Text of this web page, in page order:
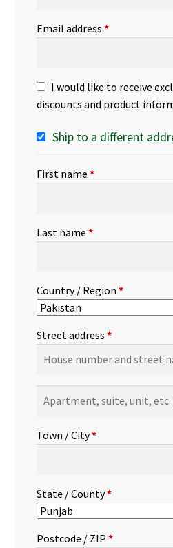
Email address *
I would like to receive
discounts and product
Ship to a different
First name *
Last name *
Country / Region *
Street address *
suite,
etc.(optional)
Town / City*
State / County*
Postcode / ZIP *